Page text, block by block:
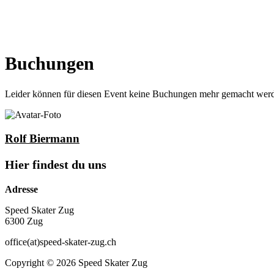
Buchungen
Leider können für diesen Event keine Buchungen mehr gemacht
Rolf Biermann
Hier findest du uns
Adresse
Speed Skater Zug
6300 Zug
office(at)speed-skater-zug.ch
Copyright © 2026 Speed Skater Zug